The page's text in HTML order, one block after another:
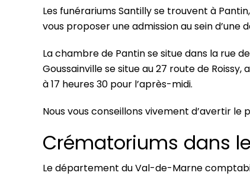
Les funérariums Santilly se trouvent à
vous proposer une admission au sein
La chambre de Pantin se situe dans la rue
Goussainville se situe au 27 route de
à 17 heures 30 pour l’après-midi.
Nous vous conseillons vivement d’avertir
Crématoriums dans
Le département du Val-de-Marne